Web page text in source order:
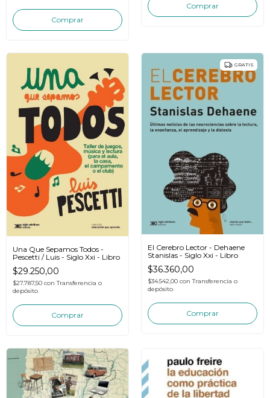
Una Que Sepamos Todos -
Pescetti / Luis - Siglo Xxi - Libro
$29.250,00
$27.787,50 con Transferencia o
depósito
GRATIS
El Cerebro Lector - Dehaene
Stanislas - Siglo Xxi - Libro
$36.360,00
$34.542,00 con Transferencia o
depósito